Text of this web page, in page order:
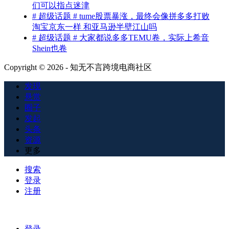
们可以指点迷津
# 超级话题 # tume股票暴涨，最终会像拼多多打败
淘宝京东一样 和亚马逊半壁江山吗
# 超级话题 # 大家都说多多TEMU卷，实际上希音
Shein也卷
Copyright © 2026 - 知无不言跨境电商社区
发现
悬赏
圈子
发起
头条
资源
更多
搜索
登录
注册